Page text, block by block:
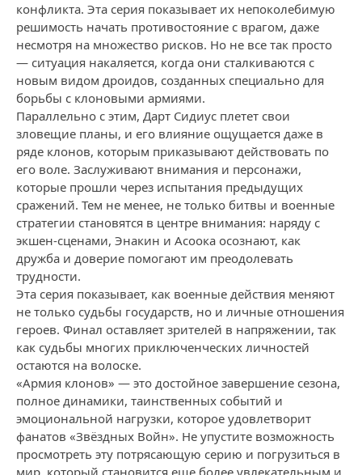
конфликта. Эта серия показывает их непоколебимую
решимость начать противостояние с врагом, даже
несмотря на множество рисков. Но не все так просто
— ситуация накаляется, когда они сталкиваются с
новым видом дроидов, созданных специально для
борьбы с клоновыми армиями.
Параллельно с этим, Дарт Сидиус плетет свои
зловещие планы, и его влияние ощущается даже в
ряде клонов, которым приказывают действовать по
его воле. Заслуживают внимания и персонажи,
которые прошли через испытания предыдущих
сражений. Тем не менее, не только битвы и военные
стратегии становятся в центре внимания: наряду с
экшен-сценами, Энакин и Асоока осознают, как
дружба и доверие помогают им преодолевать
трудности.
Эта серия показывает, как военные действия меняют
не только судьбы государств, но и личные отношения
героев. Финал оставляет зрителей в напряжении, так
как судьбы многих приключенческих личностей
остаются на волоске.
«Армия клонов» — это достойное завершение сезона,
полное динамики, таинственных событий и
эмоциональной нагрузки, которое удовлетворит
фанатов «Звёздных Войн». Не упустите возможность
просмотреть эту потрясающую серию и погрузиться в
мир, который становится еще более увлекательным и